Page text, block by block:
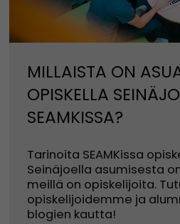
MILLAISTA ON
OPISKELLA
SEAMKISSA?
Tarinoita SEAMKissa
Seinäjoella asumisesta
meillä on opiskelijoita.
opiskelijoidemme ja
blogien kautta!